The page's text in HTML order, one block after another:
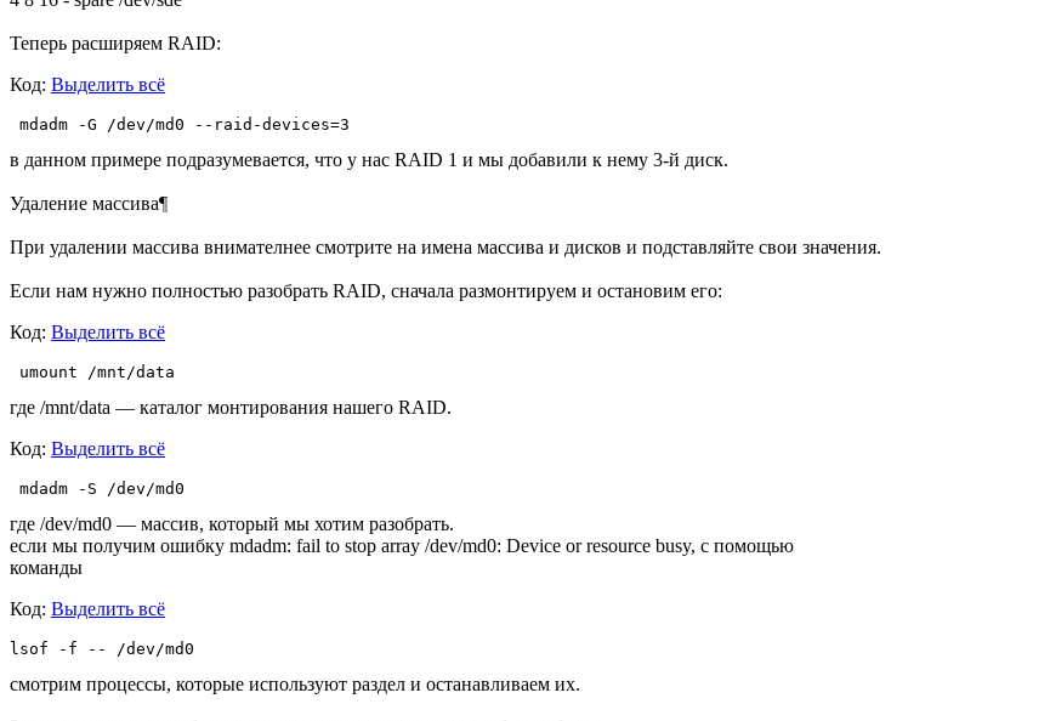
Теперь расширяем RAID:
Код: Выделить всё
mdadm -G /dev/md0 --raid-devices=3
в данном примере подразумевается, что у нас RAID 1 и мы добавили к нему 3-й диск.
Удаление массива¶
При удалении массива внимателнее смотрите на имена массива и дисков и подставляйте свои значения.
Если нам нужно полностью разобрать RAID, сначала размонтируем и остановим его:
Код: Выделить всё
umount /mnt/data
где /mnt/data — каталог монтирования нашего RAID.
Код: Выделить всё
mdadm -S /dev/md0
где /dev/md0 — массив, который мы хотим разобрать.
если мы получим ошибку mdadm: fail to stop array /dev/md0: Device or resource busy, с помощью
команды
Код: Выделить всё
lsof -f -- /dev/md0
смотрим процессы, которые используют раздел и останавливаем их.